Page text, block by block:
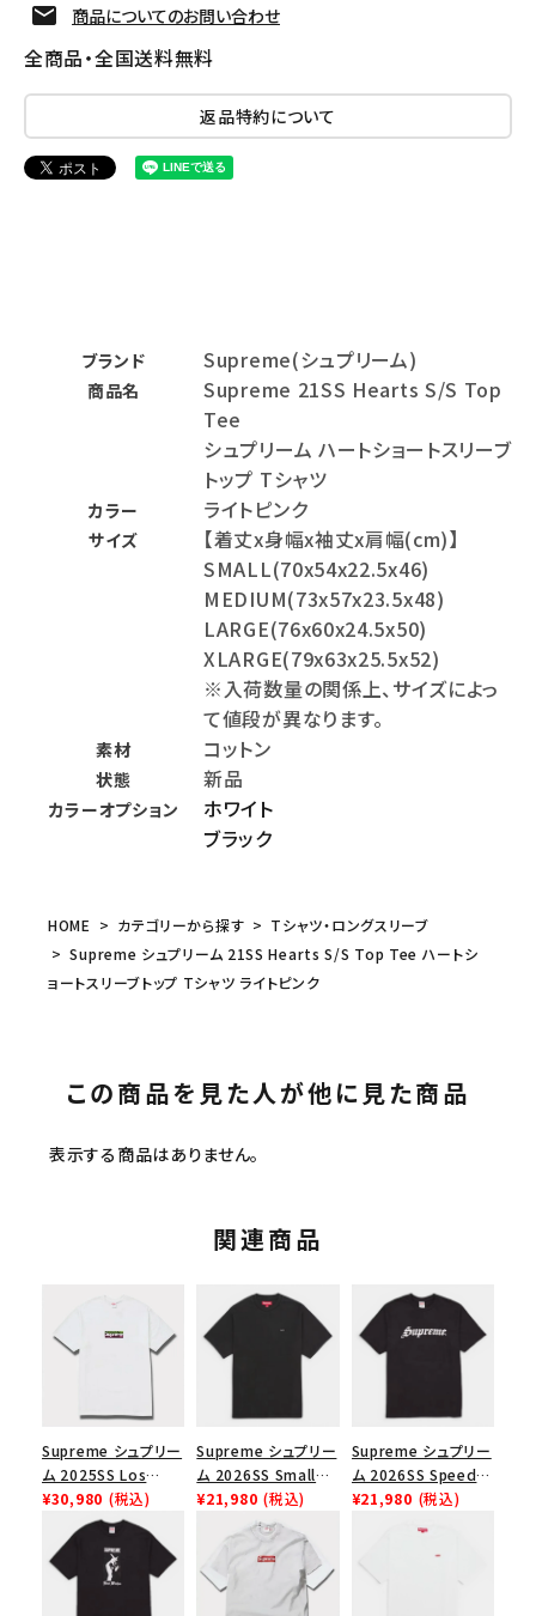
商品についてのお問い合わせ
全商品・全国送料無料
返品特約について
ブランド Supreme(シュプリーム)
商品名
Supreme 21SS Hearts S/S Top
Tee
シュプリーム ハートショートスリーブ
トップ Tシャツ
カラー ライトピンク
サイズ
【着丈x身幅x袖丈x肩幅(cm)】
SMALL(70x54x22.5x46)
MEDIUM(73x57x23.5x48)
LARGE(76x60x24.5x50)
XLARGE(79x63x25.5x52)
※入荷数量の関係上、サイズによっ
て値段が異なります。
素材 コットン
状態 新品
カラーオプション
ホワイト
ブラック
HOME カテゴリーから探す
Tシャツ・ロングスリーブ
Supreme シュプリーム 21SS Hearts S/S Top Tee ハートシ
ョートスリーブトップ Tシャツ ライトピンク
この商品を見た人が他に見た商品
表示する商品はありません。
関連商品
Supreme シュプリー
ム 2025SS Los
Angeles Fire Relief
Box Logo Tee ファ
イヤーリリーフボック
スロゴTシャツ ホワ
¥30,980 (税込)
Supreme シュプリー
ム 2026SS Small
Box Tee スモールボ
ックスTシャツ ブラッ
¥21,980 (税込)
Supreme シュプリー
ム 2026SS Speed
Tee スピードTシャツ
¥21,980 (税込)